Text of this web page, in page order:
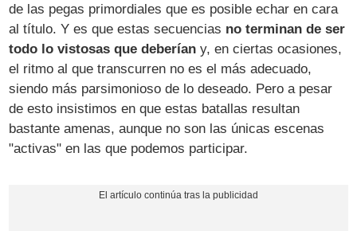
de las pegas primordiales que es posible echar en cara
al título. Y es que estas secuencias no terminan de ser
todo lo vistosas que deberían y, en ciertas ocasiones,
el ritmo al que transcurren no es el más adecuado,
siendo más parsimonioso de lo deseado. Pero a pesar
de esto insistimos en que estas batallas resultan
bastante amenas, aunque no son las únicas escenas
"activas" en las que podemos participar.